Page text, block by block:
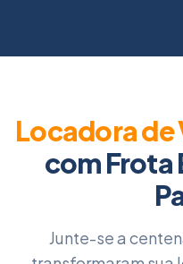
Locadora de
com Frota
Junte-se a